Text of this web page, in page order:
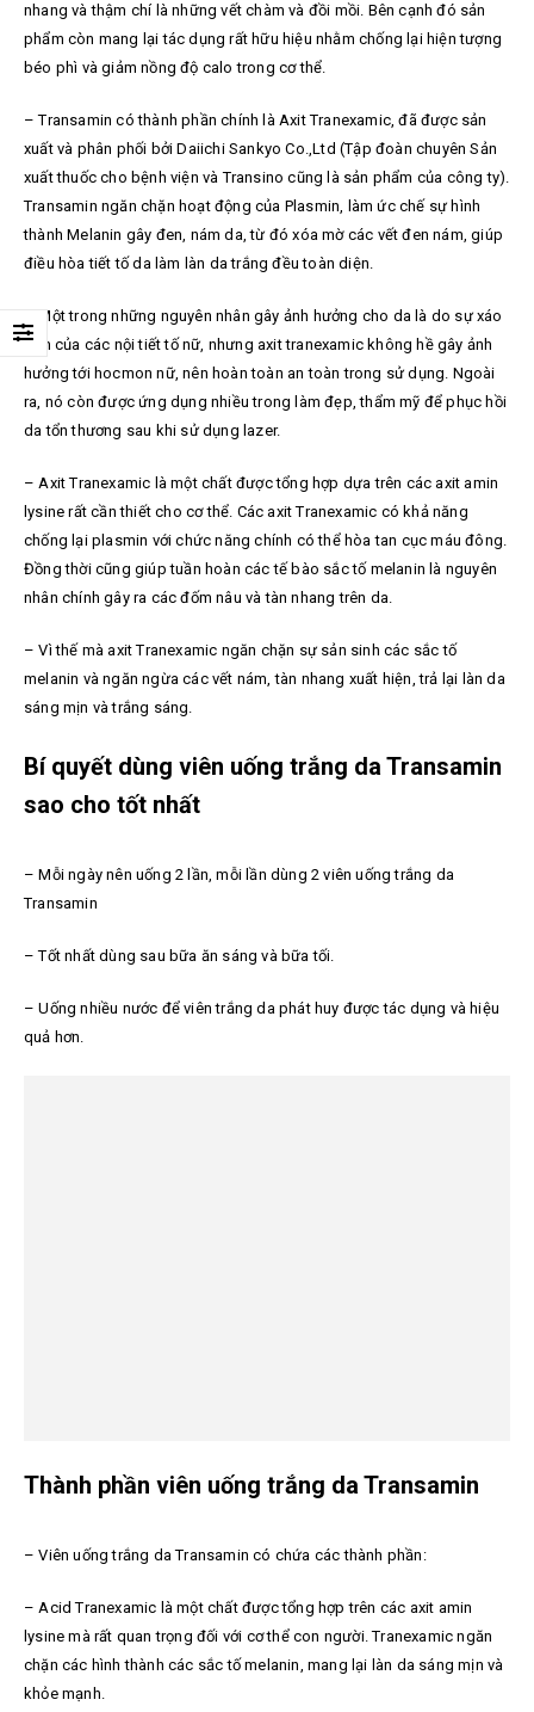
nhang và thậm chí là những vết chàm và đồi mồi. Bên cạnh đó sản
phẩm còn mang lại tác dụng rất hữu hiệu nhằm chống lại hiện tượng
béo phì và giảm nồng độ calo trong cơ thể.
–Transamin có thành phần chính là Axit Tranexamic, đã được sản
xuất và phân phối bởi Daiichi Sankyo Co.,Ltd (Tập đoàn chuyên Sản
xuất thuốc cho bệnh viện và Transino cũng là sản phẩm của công ty).
Transamin ngăn chặn hoạt động của Plasmin, làm ức chế sự hình
thành Melanin gây đen, nám da, từ đó xóa mờ các vết đen nám, giúp
điều hòa tiết tố da làm làn da trắng đều toàn diện.
Một trong những nguyên nhân gây ảnh hưởng cho da là do sự xáo
trộn của các nội tiết tố nữ, nhưng axit tranexamic không hề gây ảnh
hưởng tới hocmon nữ, nên hoàn toàn an toàn trong sử dụng. Ngoài
ra, nó còn được ứng dụng nhiều trong làm đẹp, thẩm mỹ để phục hồi
da tổn thương sau khi sử dụng lazer.
–Axit Tranexamic là một chất được tổng hợp dựa trên các axit amin
lysine rất cần thiết cho cơ thể. Các axit Tranexamic có khả năng
chống lại plasmin với chức năng chính có thể hòa tan cục máu đông.
Đồng thời cũng giúp tuần hoàn các tế bào sắc tố melanin là nguyên
nhân chính gây ra các đốm nâu và tàn nhang trên da.
–Vì thế mà axit Tranexamic ngăn chặn sự sản sinh các sắc tố
melanin và ngăn ngừa các vết nám, tàn nhang xuất hiện, trả lại làn da
sáng mịn và trắng sáng.
Bí quyết dùng viên uống trắng da Transamin
sao cho tốt nhất
– Mỗi ngày nên uống 2 lần, mỗi lần dùng 2 viên uống trắng da
Transamin
– Tốt nhất dùng sau bữa ăn sáng và bữa tối.
– Uống nhiều nước để viên trắng da phát huy được tác dụng và hiệu
quả hơn.
Thành phần viên uống trắng da Transamin
– Viên uống trắng da Transamin có chứa các thành phần:
– Acid Tranexamic là một chất được tổng hợp trên các axit amin
lysine mà rất quan trọng đối với cơ thể con người. Tranexamic ngăn
chặn các hình thành các sắc tố melanin, mang lại làn da sáng mịn và
khỏe mạnh.